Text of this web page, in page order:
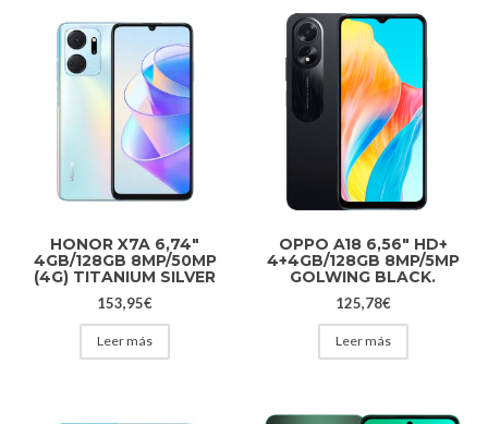
HONOR X7A 6,74″
4GB/128GB 8MP/50MP
(4G) TITANIUM SILVER
153,95€
Leer más
OPPO A18 6,56″ HD+
4+4GB/128GB 8MP/5MP
GOLWING BLACK.
125,78€
Leer más